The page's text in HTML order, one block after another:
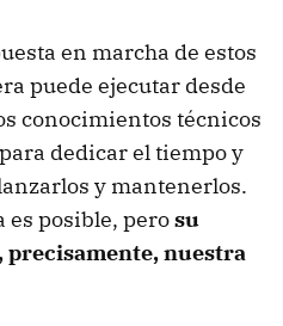
en marcha de estos
puede ejecutar desde
conocimientos técnicos
dedicar el tiempo y
y mantenerlos.
es posible, perosu
nuestra